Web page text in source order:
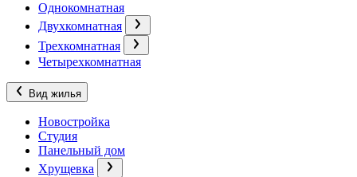
Однокомнатная
Двухкомнатная
Трехкомнатная
Четырехкомнатная
Вид жилья
Новостройка
Студия
Панельный дом
Хрущевка